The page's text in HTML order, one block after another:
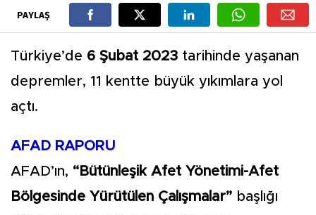
PAYLAŞ
Türkiye’de 6 Şubat 2023 tarihinde yaşanan
depremler, 11 kentte büyük yıkımlara yol
açtı.
AFAD RAPORU
AFAD’ın, “Bütünleşik Afet Yönetimi-Afet
Bölgesinde Yürütülen Çalışmalar” başlığı